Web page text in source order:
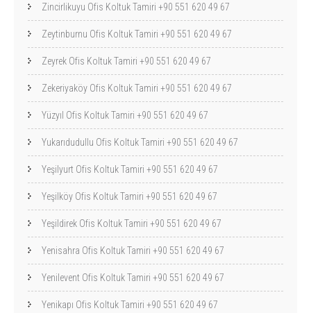
Zincirlikuyu Ofis Koltuk Tamiri +90 551 620 49 67
Zeytinburnu Ofis Koltuk Tamiri +90 551 620 49 67
Zeyrek Ofis Koltuk Tamiri +90 551 620 49 67
Zekeriyaköy Ofis Koltuk Tamiri +90 551 620 49 67
Yüzyıl Ofis Koltuk Tamiri +90 551 620 49 67
Yukarıdudullu Ofis Koltuk Tamiri +90 551 620 49 67
Yeşilyurt Ofis Koltuk Tamiri +90 551 620 49 67
Yeşilköy Ofis Koltuk Tamiri +90 551 620 49 67
Yeşildirek Ofis Koltuk Tamiri +90 551 620 49 67
Yenisahra Ofis Koltuk Tamiri +90 551 620 49 67
Yenilevent Ofis Koltuk Tamiri +90 551 620 49 67
Yenikapı Ofis Koltuk Tamiri +90 551 620 49 67